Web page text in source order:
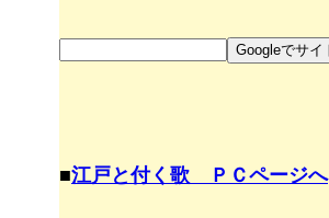
■江戸と付く歌 ＰＣページへ